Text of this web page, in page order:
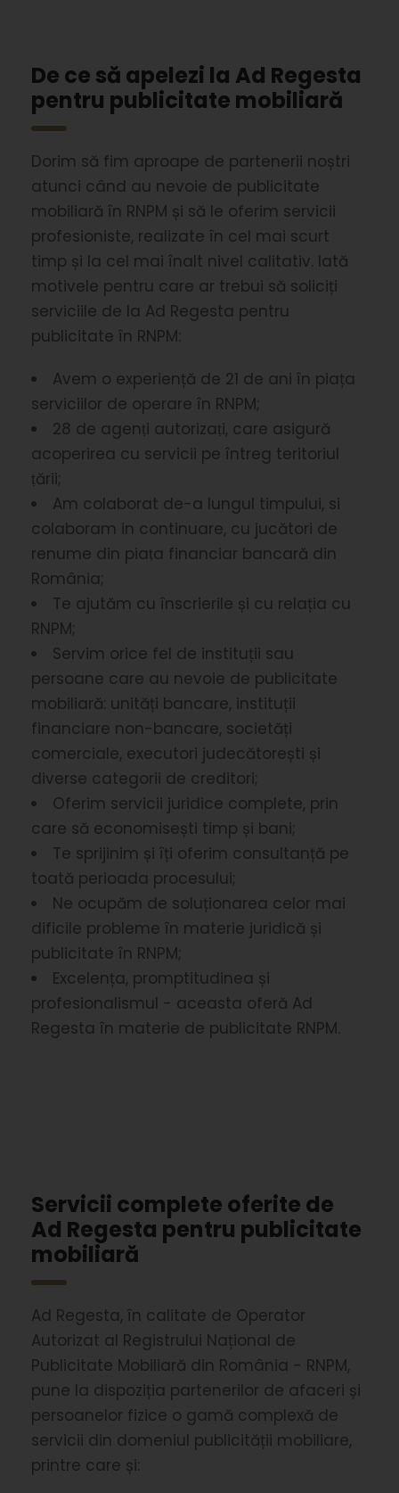
De ce să apelezi la Ad Regesta
pentru publicitate mobiliară
Dorim să fim aproape de partenerii noștri
atunci când au nevoie de publicitate
mobiliară în RNPM și să le oferim servicii
profesioniste, realizate în cel mai scurt
timp și la cel mai înalt nivel calitativ. Iată
motivele pentru care ar trebui să soliciți
serviciile de la Ad Regesta pentru
publicitate în RNPM:
Avem o experiență de 21 de ani în piața
serviciilor de operare în RNPM;
28 de agenṭi autorizaṭi, care asigură
acoperirea cu servicii pe întreg teritoriul
ṭării;
Am colaborat de-a lungul timpului, si
colaboram in continuare, cu jucători de
renume din piaṭa financiar bancară din
România;
Te ajutăm cu înscrierile și cu relația cu
RNPM;
Servim orice fel de instituții sau
persoane care au nevoie de publicitate
mobiliară: unități bancare, instituții
financiare non-bancare, societăți
comerciale, executori judecătorești și
diverse categorii de creditori;
Oferim servicii juridice complete, prin
care să economisești timp și bani;
Te sprijinim și îți oferim consultanță pe
toată perioada procesului;
Ne ocupăm de soluționarea celor mai
dificile probleme în materie juridică și
publicitate în RNPM;
Excelența, promptitudinea și
profesionalismul - aceasta oferă Ad
Regesta în materie de publicitate RNPM.
Servicii complete oferite de
Ad Regesta pentru publicitate
mobiliară
Ad Regesta, în calitate de Operator
Autorizat al Registrului Național de
Publicitate Mobiliară din România - RNPM,
pune la dispoziția partenerilor de afaceri și
persoanelor fizice o gamă complexă de
servicii din domeniul publicității mobiliare,
printre care și: